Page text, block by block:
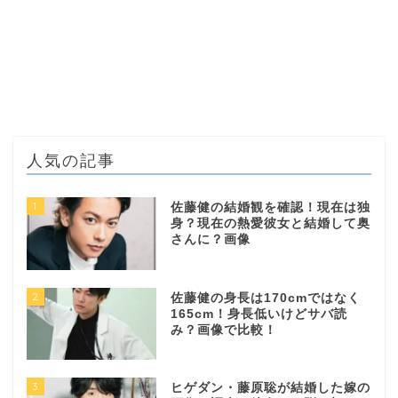
人気の記事
1
佐藤健の結婚観を確認！現在は独
身？現在の熱愛彼女と結婚して奥
さんに？画像
2
佐藤健の身長は170cmではなく
165cm！身長低いけどサバ読
み？画像で比較！
3
ヒゲダン・藤原聡が結婚した嫁の